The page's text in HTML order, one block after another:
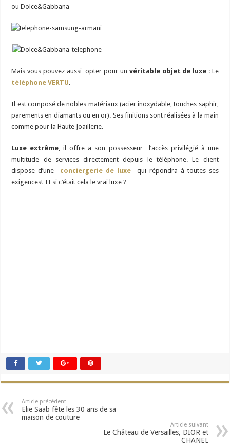
ou Dolce&Gabbana
Mais vous pouvez aussi opter pour un véritable objet de luxe : Le
téléphone VERTU.
Il est composé de nobles matériaux (acier inoxydable, touches saphir,
parements en diamantsouen or). Ses finitions sont réalisées à la main
comme pour la Haute Joaillerie.
Luxe extrême, il offre a son possesseur l’accès privilégié à une
multitude de services directement depuis le téléphone. Le client
dispose d’une conciergerie de luxe qui répondra à toutes ses
exigences! Et si c’était cela le vrai luxe ?
Article précédent
Elie Saab fête les 30 ans de sa
maison de couture
Article suivant
Le Château de Versailles, DIOR et
CHANEL